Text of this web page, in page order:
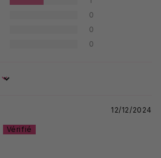
0
0
0
12/12/2024